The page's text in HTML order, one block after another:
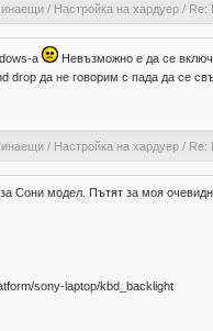
/ Настройка на хардуер/ Re:
a
Невъзможно е да се
drop да не говорим с пада да се
/ Настройка на хардуер/ Re:
Сони модел. Пътят за моя
sony-laptop/kbd_backlight